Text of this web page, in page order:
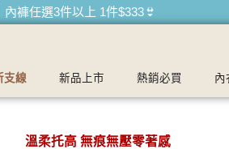
費】台灣滿1200運費0元🚛
樂】男內褲5件$999🧔
支線 新品上市 熱銷必買 內
溫柔托高 無痕無壓零著感